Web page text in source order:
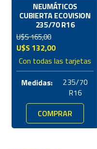
NEUMÁTICOS
CUBIERTA ECOVISION
235/70 R16
U$S165,00
El
precio
original
era:
U$S132,00El
precio
actual
es:
Con todas las tarjetas
Medidas:
235/70
R16
COMPRAR